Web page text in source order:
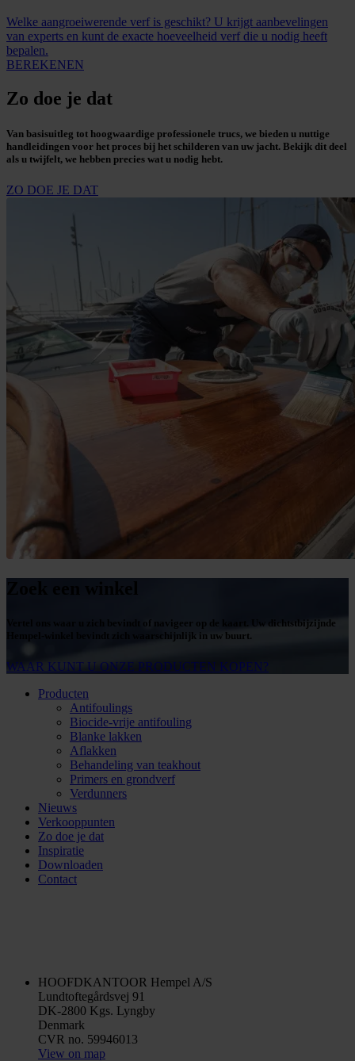
Welke aangroeiwerende verf is geschikt? U krijgt aanbevelingen
van experts en kunt de exacte hoeveelheid verf die u nodig heeft
bepalen.
BEREKENEN
Zo doe je dat
Van basisuitleg tot hoogwaardige professionele trucs, we bieden u nuttige
handleidingen voor het proces bij het schilderen van uw jacht. Bekijk dit deel
als u twijfelt, we hebben precies wat u nodig hebt.
ZO DOE JE DAT
Vertel ons waar u zich bevindt of navigeer op de kaart. Uw dichtstbijzijnde
Hempel-winkel bevindt zich waarschijnlijk in uw buurt.
WAAR KUNT U ONZE PRODUCTEN KOPEN?
Producten
Antifoulings
Biocide-vrije antifouling
Blanke lakken
Aflakken
Behandeling van teakhout
Primers en grondverf
Verdunners
Nieuws
Verkooppunten
Zo doe je dat
Inspiratie
Downloaden
Contact
HOOFDKANTOOR Hempel A/S
Lundtoftegårdsvej 91
DK-2800 Kgs. Lyngby
Denmark
CVR no. 59946013
View on map